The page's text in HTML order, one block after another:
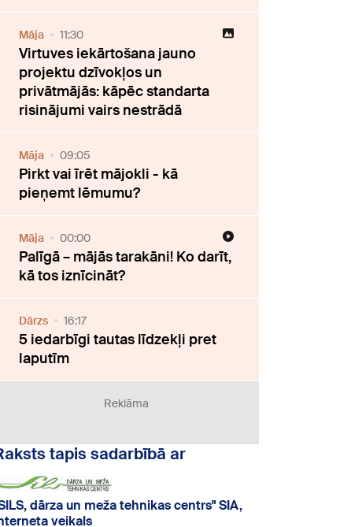
Māja 11:30
Virtuves iekārtošana jauno
projektu dzīvokļos un
privātmājās: kāpēc standarta
risinājumi vairs nestrādā
Māja 09:05
Pirkt vai īrēt mājokli - kā
pieņemt lēmumu?
Māja 00:00
Palīgā – mājās tarakāni! Ko darīt,
kā tos iznīcināt?
Dārzs 16:17
5 iedarbīgi tautas līdzekļi pret
laputīm
Reklāma
tapis sadarbībā ar
dārza un meža tehnikas centrs" SIA,
veikals